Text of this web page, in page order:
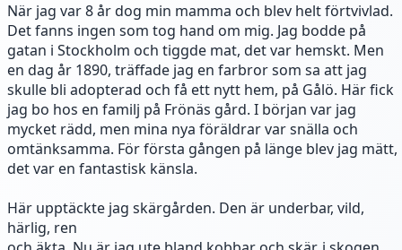
När jag var 8 år dog min mamma och blev helt förtvivlad.
Det fanns ingen som tog hand om mig. Jag bodde på
gatan i Stockholm och tiggde mat, det var hemskt. Men
en dag år 1890, träffade jag en farbror som sa att jag
skulle bli adopterad och få ett nytt hem, på Gålö. Här fick
jag bo hos en familj på Frönäs gård. I början var jag
mycket rädd, men mina nya föräldrar var snälla och
omtänksamma. För första gången på länge blev jag mätt,
det var en fantastisk känsla.
Här upptäckte jag skärgården. Den är underbar, vild,
härlig, ren